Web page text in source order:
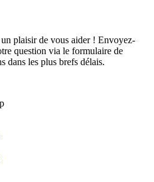
plaisir de vous aider ! Envoyez-
question via le formulaire de
dans les plus brefs délais.